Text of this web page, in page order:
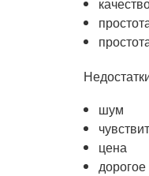
шум
цена